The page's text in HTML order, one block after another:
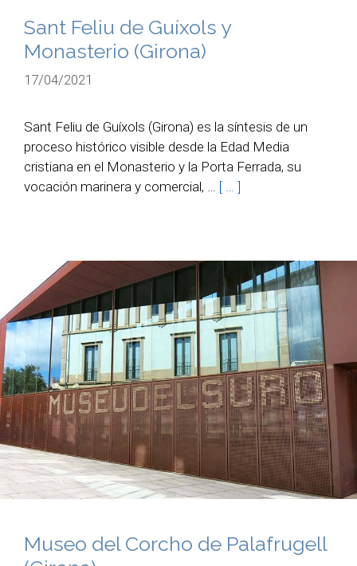
Sant Feliu de Guíxols y
Monasterio (Girona)
17/04/2021
Sant Feliu de Guíxols (Girona) es la síntesis de un
proceso histórico visible desde la Edad Media
cristiana en el Monasterio y la Porta Ferrada, su
vocación marinera y comercial, … [ … ]
Museo del Corcho de Palafrugell